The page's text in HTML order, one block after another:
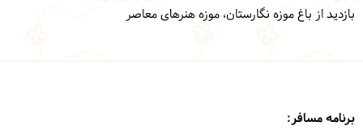
بازدید از باغ موزه نگارستان، موزه هنرهای معاصر
برنامه مسافر: